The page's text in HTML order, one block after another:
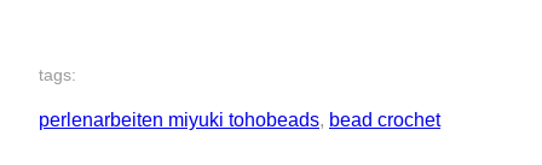
tags:
perlenarbeiten miyuki tohobeads, bead crochet